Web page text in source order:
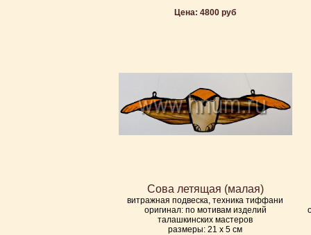
Цена: 4800 руб
Сова летящая (малая)
витражная подвеска, техника тиффани
оригинал: по мотивам изделий
талашкинских мастеров
размеры: 21 х 5 см